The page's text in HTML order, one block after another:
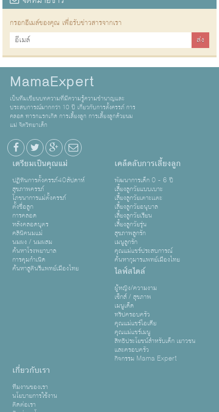
กรอกอีเมล์ของคุณ เพื่อรับข่าวสารจากเรา
MamaExpert
เป็นทีมเขียนบทความที่มีความรู้ความชำนาญและ
ประสบการณ์มากกว่า 10 ปี เกี่ยวกับการตั้งครรภ์ การ
คลอด ทารกแรกเกิด การเลี้ยงลูก การเลี้ยงลูกด้วยนม
แม่ จิตวิทยาเด็ก
เตรียมเป็นคุณแม่
ปฏิทินการตั้งครรภ์40สัปดาห์
สุขภาพครรภ์
โภชนาการแม่ตั้งครรภ์
ตั้งชื่อลูก
การคลอด
หลังคลอดบุตร
คลินิคนมแม่
นมผง / นมผสม
ค้นหาโรงพยาบาล
การคุมกำเนิด
ค้นหาสูตินรีแพทย์เมืองไทย
เคล็ดลับการเลี้ยงลูก
พัฒนาการเด็ก 0 - 6 ปี
เลี้ยงลูกวัยแบบเบาะ
เลี้ยงลูกวัยเตาะเเตะ
เลี้ยงลูกวัยอนุบาล
เลี้ยงลูกวัยเรียน
เลี้ยงลูกวัยรุ่น
สุขภาพลูกรัก
เมนูลูกรัก
คุณแม่แชร์ประสบการณ์
ค้นหากุมารแพทย์เมืองไทย
ไลฟ์สไตล์
ผู้หญิง/ความงาม
เซ็กส์ / สุขภาพ
เมนูเด็ด
ทริปครอบครัว
คุณแม่แชร์ไอเดีย
คุณแม่แชร์เมนู
สิทธิประโยชน์สำหรับเด็ก เยาวชน
และครอบครัว
กิจกรรม Mama Expert
เกี่ยวกับเรา
ทีมงานของเรา
นโยบายการใช้งาน
ติดต่อเรา